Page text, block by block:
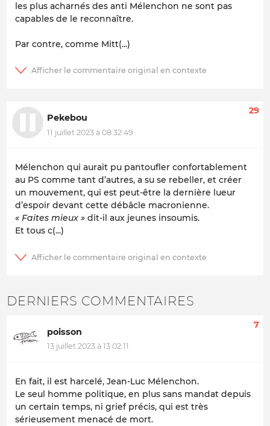
les plus acharnés des anti Mélenchon ne sont pas
capables de le reconnaître.
Par contre, comme Mitt(...)
Pekebou
11 juillet 2023 à 08:32:49
29
Mélenchon qui aurait pu pantoufler confortablement
au PS comme tant d’autres, a su se rebeller, et créer
un mouvement, qui est peut-être la dernière lueur
d’espoir devant cette débâcle macronienne.
« Faites mieux » dit-il aux jeunes insoumis.
Et tous c(...)
DERNIERS COMMENTAIRES
poisson
13 juillet 2023 à 13:02:11
7
En fait, il est harcelé, Jean-Luc Mélenchon.
Le seul homme politique, en plus sans mandat depuis
un certain temps, ni grief précis, qui est très
sérieusement menacé de mort.